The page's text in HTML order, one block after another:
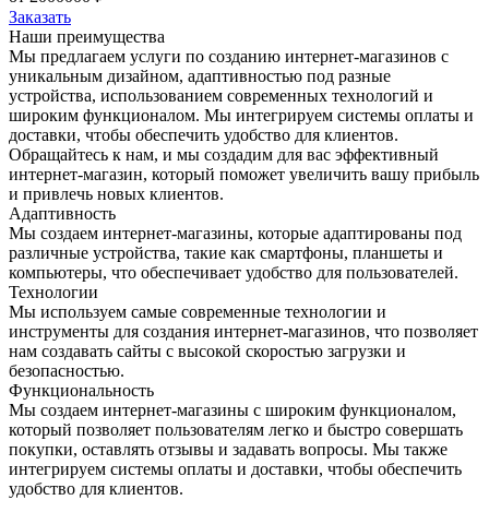
Заказать
Наши преимущества
Мы предлагаем услуги по созданию интернет-магазинов с
уникальным дизайном, адаптивностью под разные
устройства, использованием современных технологий и
широким функционалом. Мы интегрируем системы оплаты и
доставки, чтобы обеспечить удобство для клиентов.
Обращайтесь к нам, и мы создадим для вас эффективный
интернет-магазин, который поможет увеличить вашу прибыль
и привлечь новых клиентов.
Адаптивность
Мы создаем интернет-магазины, которые адаптированы под
различные устройства, такие как смартфоны, планшеты и
компьютеры, что обеспечивает удобство для пользователей.
Технологии
Мы используем самые современные технологии и
инструменты для создания интернет-магазинов, что позволяет
нам создавать сайты с высокой скоростью загрузки и
безопасностью.
Функциональность
Мы создаем интернет-магазины с широким функционалом,
который позволяет пользователям легко и быстро совершать
покупки, оставлять отзывы и задавать вопросы. Мы также
интегрируем системы оплаты и доставки, чтобы обеспечить
удобство для клиентов.